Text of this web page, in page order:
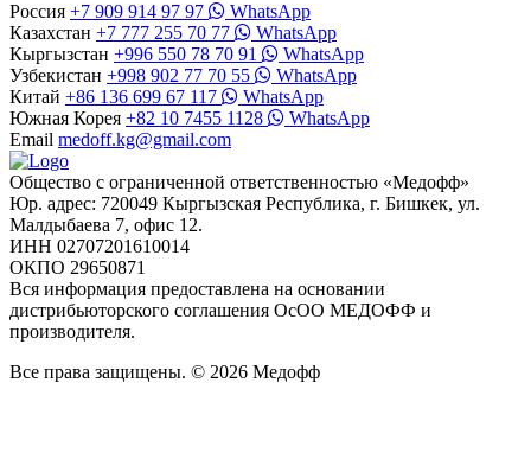
Россия +7 909 914 97 97
WhatsApp
Казахстан +7 777 255 70 77
WhatsApp
Кыргызстан +996 550 78 70 91
WhatsApp
Узбекистан +998 902 77 70 55
WhatsApp
Китай +86 136 699 67 117
WhatsApp
Южная Корея +82 10 7455 1128
WhatsApp
Email medoff.kg@gmail.com
Общество с ограниченной ответственностью «Медофф»
Юр. адрес: 720049 Кыргызская Республика, г. Бишкек, ул.
Малдыбаева 7, офис 12.
ИНН 02707201610014
ОКПО 29650871
Вся информация предоставлена на основании
дистрибьюторского соглашения ОсОО МЕДОФФ и
производителя.
Все права защищены. © 2026 Медофф